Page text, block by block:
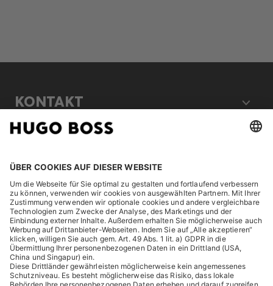
KONTAKT
ENTDECKEN